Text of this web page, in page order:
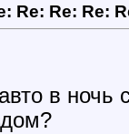
Re: Re: Re:
в ночь